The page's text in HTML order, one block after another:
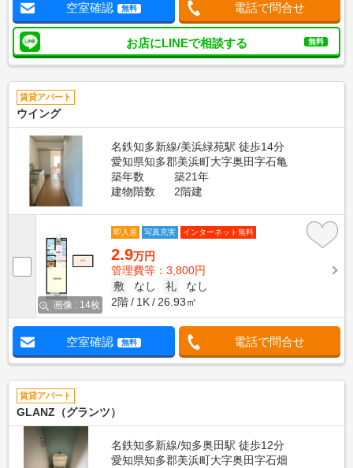
空室確認 無料 電話で問合せ
お店にLINEで相談する 無料
賃貸アパート
ウイング
名鉄知多新線/美浜緑苑駅 徒歩14分
愛知県知多郡美浜町大字奥田字石亀
築年数
築21年
建物階数
2階建
画像 : 14枚
即入居 写真充実 インターネット無料
2.9万円
管理費等：3,800円
敷
なし 礼
なし
2階
1K 26.93㎡
空室確認 無料 電話で問合せ
賃貸アパート
GLANZ（グランツ）
名鉄知多新線/知多奥田駅 徒歩12分
愛知県知多郡美浜町大字奥田字石畑